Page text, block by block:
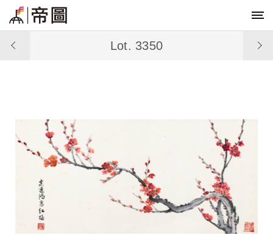
Lot. 3350